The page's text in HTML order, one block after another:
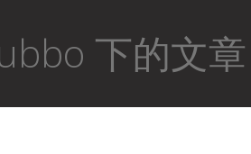
下的文章